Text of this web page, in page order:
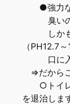
●強力な
臭いの元
しかも驚
（PH12.7
口に入れ
⇒だからこ
○トイレ
を退治しま